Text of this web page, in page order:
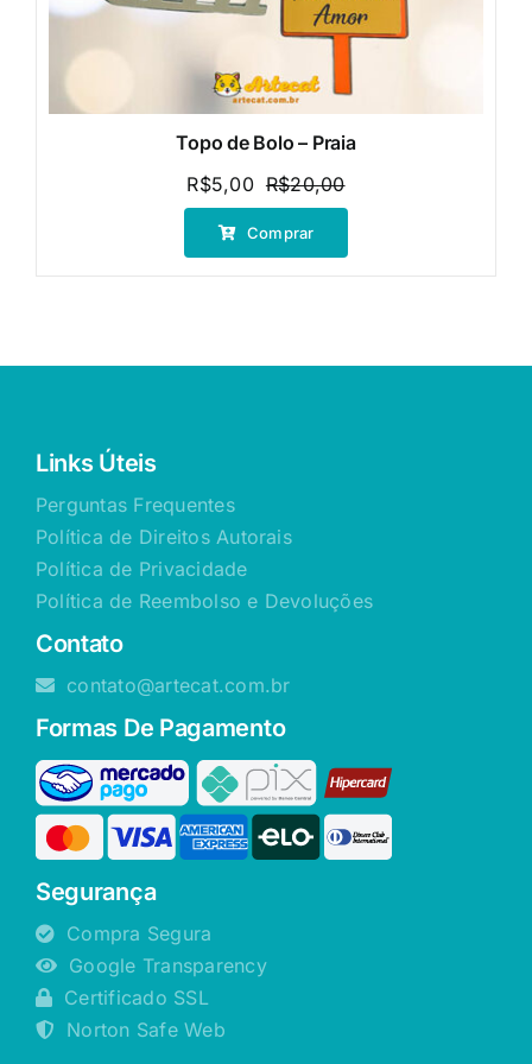
Topo de Bolo – Praia
R$20,00O
preço
era:
R$5,00
O
preço
é:
Comprar
Links Úteis
Perguntas Frequentes
Política de Direitos Autorais
Política de Privacidade
Política de Reembolso e Devoluções
Contato
contato@artecat.com.br
Formas De Pagamento
Segurança
Compra Segura
Google Transparency
Certificado SSL
Norton Safe Web